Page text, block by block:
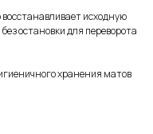
исходную
остановки для переворота
хранения матов